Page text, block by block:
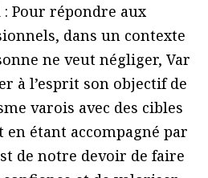
: Pour répondre aux
dans un contexte
ne veut négliger, Var
à l’esprit son objectif de
varois avec des cibles
étant accompagné par
de notre devoir de faire